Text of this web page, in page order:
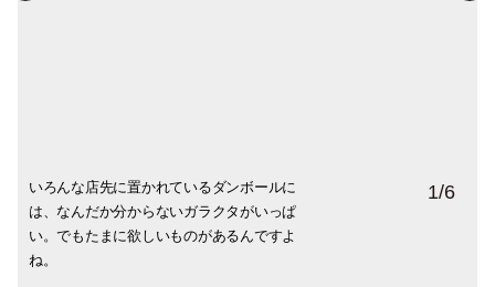
いろんな店先に置かれているダンボールに
は、なんだか分からないガラクタがいっぱ
い。でもたまに欲しいものがあるんですよ
ね。
店主のセンスが光るブロカントショップ。
パリには古着のお店も多く、年代物のオー
トクチュール専門店は見るだけでも楽しい
です。
統一感のないアングラな雰囲気が漂うお店
も侮れず。ものすごいお宝は（多分）あり
ませんが、高級アンティークショップには
ない面白さはあります！
地方のブロカント巡りが好きな友人からの1
枚。「いいものを見つけるなら朝イチが勝
負」とのこと。価格もパリより地方の方が
断然安いんだそう。
ばらばらのカトラリーの同じデザインを探
す人たち。似ていても微妙に違ったりする
んですよね。
斬新なコートかけ？何かの蹄、であること
は間違いない…。果たしてどんな人の手に
渡るのか気になります。
1/6